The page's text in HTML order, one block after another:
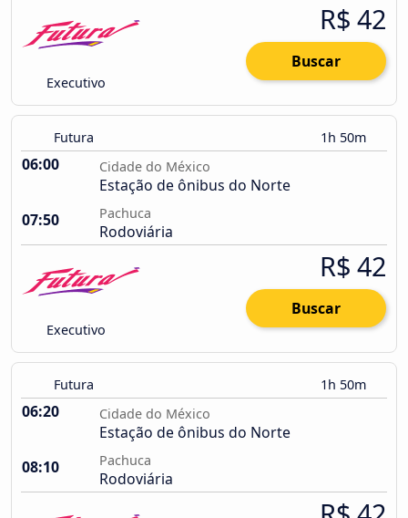
Executivo
R$ 42
Buscar
Futura 1h 50m
06:00 Cidade do México
Estação de ônibus do Norte
07:50
Pachuca
Rodoviária
Executivo
R$ 42
Buscar
Futura 1h 50m
06:20 Cidade do México
Estação de ônibus do Norte
08:10
Pachuca
Rodoviária